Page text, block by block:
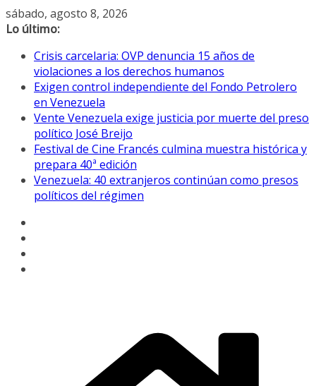
Saltar
al
sábado, agosto 8, 2026
Lo último:
Crisis carcelaria: OVP denuncia 15 años de
violaciones a los derechos humanos
Exigen control independiente del Fondo Petrolero
en Venezuela
Vente Venezuela exige justicia por muerte del preso
político José Breijo
Festival de Cine Francés culmina muestra histórica y
prepara 40ª edición
Venezuela: 40 extranjeros continúan como presos
políticos del régimen